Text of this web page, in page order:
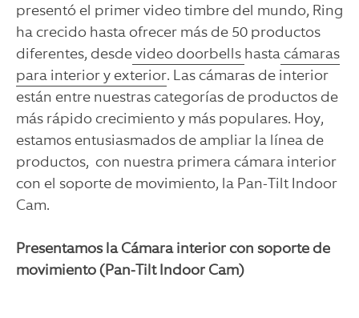
presentó el primer video timbre del mundo, Ring
ha crecido hasta ofrecer más de 50 productos
diferentes, desdevideo doorbells hastacámaras
para interior y exterior. Las cámaras de interior
están entre nuestras categorías de productos de
más rápido crecimiento y más populares. Hoy,
estamos entusiasmados de ampliar la línea de
productos, con nuestra primera cámara interior
con el soporte de movimiento, la Pan-Tilt Indoor
Cam.
Presentamos la Cámara interior con soporte de
movimiento (Pan-Tilt Indoor Cam)